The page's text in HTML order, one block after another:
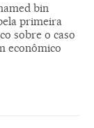
bin
primeira
sobre o caso
econômico